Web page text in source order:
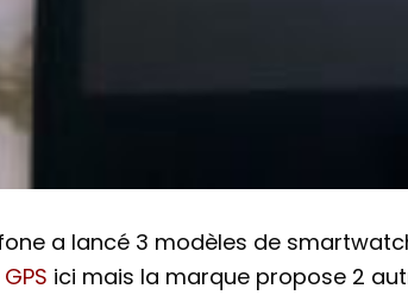
a lancé 3 modèles de
ici mais la marque propose 2